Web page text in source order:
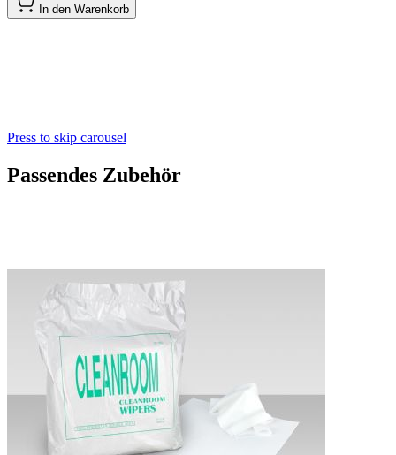
In den Warenkorb
Press to skip carousel
Passendes Zubehör